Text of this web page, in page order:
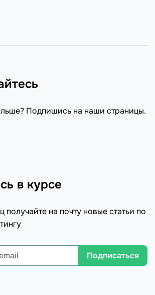
Подпишись на наши страницы.
в курсе
получайте на почту новые статьи по
Подписаться